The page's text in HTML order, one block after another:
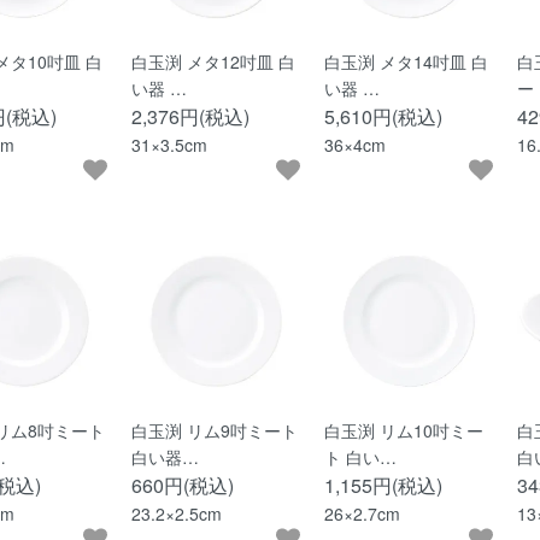
タ10吋皿 白
税込)
白玉渕 メタ12吋皿 白
い器 …
2,376円(税込)
31×3.5cm
白玉渕 メタ14吋皿 白
い器 …
5,610円(税込)
36×4cm
白
ム8吋ミート
込)
白玉渕 リム9吋ミート
白い器…
660円(税込)
23.2×2.5cm
白玉渕 リム10吋ミー
ト 白い…
1,155円(税込)
26×2.7cm
白